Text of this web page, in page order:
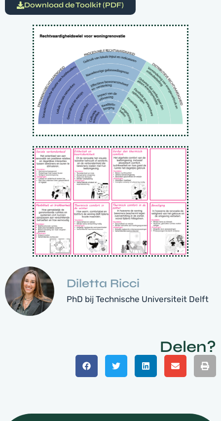
Download de Toolkit (PDF)
Diletta Ricci
PhD bij Technische Universiteit Delft
Delen?